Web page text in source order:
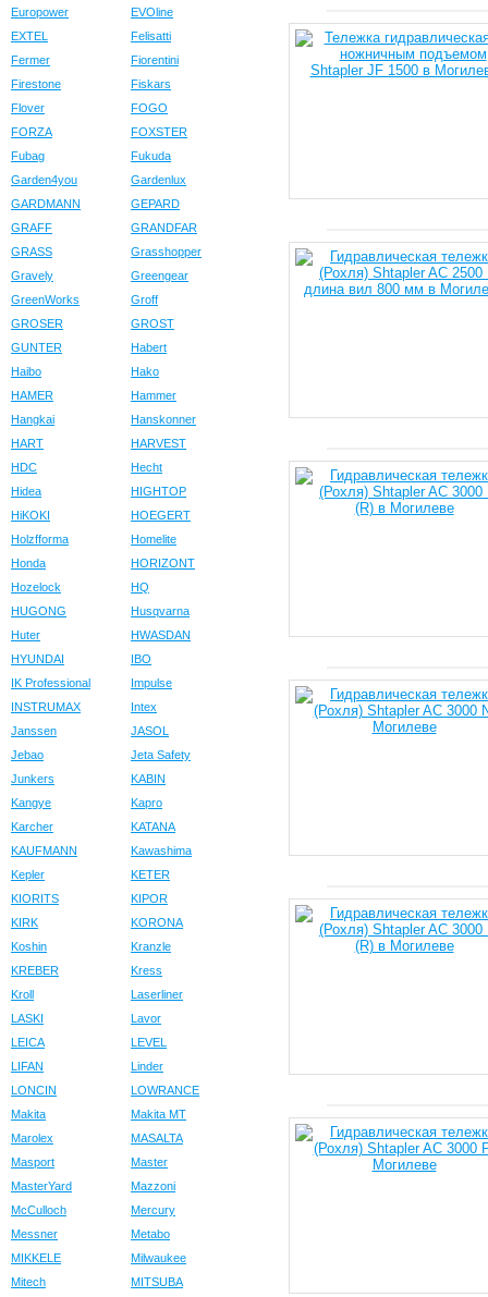
Europower
EVOline
EXTEL
Felisatti
Fermer
Fiorentini
Firestone
Fiskars
Flover
FOGO
FORZA
FOXSTER
Fubag
Fukuda
Garden4you
Gardenlux
GARDMANN
GEPARD
GRAFF
GRANDFAR
GRASS
Grasshopper
Gravely
Greengear
GreenWorks
Groff
GROSER
GROST
GUNTER
Habert
Haibo
Hako
HAMER
Hammer
Hangkai
Hanskonner
HART
HARVEST
HDC
Hecht
Hidea
HIGHTOP
HiKOKI
HOEGERT
Holzfforma
Homelite
Honda
HORIZONT
Hozelock
HQ
HUGONG
Husqvarna
Huter
HWASDAN
HYUNDAI
IBO
IK Professional
Impulse
INSTRUMAX
Intex
Janssen
JASOL
Jebao
Jeta Safety
Junkers
KABIN
Kangye
Kapro
Karcher
KATANA
KAUFMANN
Kawashima
Kepler
KETER
KIORITS
KIPOR
KIRK
KORONA
Koshin
Kranzle
KREBER
Kress
Kroll
Laserliner
LASKI
Lavor
LEICA
LEVEL
LIFAN
Linder
LONCIN
LOWRANCE
Makita
Makita MT
Marolex
MASALTA
Masport
Master
MasterYard
Mazzoni
McCulloch
Mercury
Messner
Metabo
MIKKELE
Milwaukee
Mitech
MITSUBA